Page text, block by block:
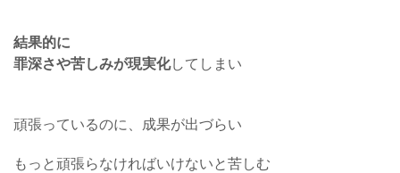
結果的に
罪深さや苦しみが現実化してしまい
頑張っているのに、成果が出づらい
もっと頑張らなければいけないと苦しむ